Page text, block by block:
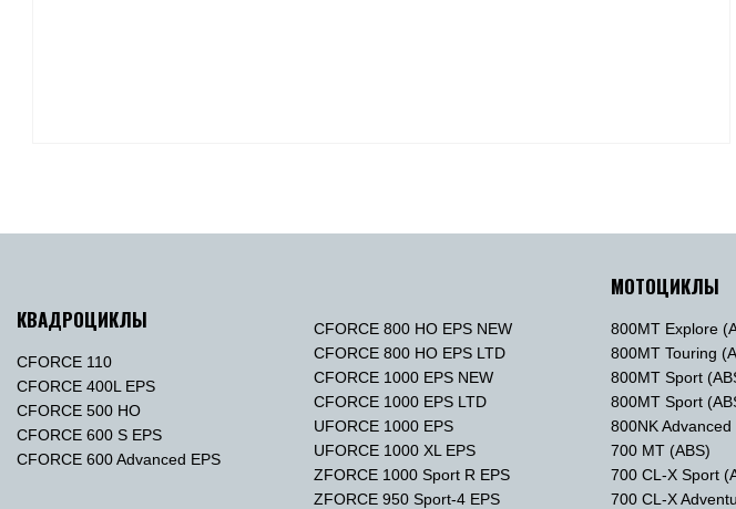
КВАДРОЦИКЛЫ
CFORCE 110
CFORCE 400L EPS
CFORCE 500 HO
CFORCE 600 S EPS
CFORCE 600 Advanced EPS
CFORCE 800 HO EPS NEW
CFORCE 800 HO EPS LTD
CFORCE 1000 EPS NEW
CFORCE 1000 EPS LTD
UFORCE 1000 EPS
UFORCE 1000 XL EPS
ZFORCE 1000 Sport R EPS
ZFORCE 950 Sport-4 EPS
МОТОЦИКЛЫ
800MT Explore
800MT Touring
800MT Sport
800MT Sport
800NK Advanced
700 MT (ABS)
700 CL-X Sport
700 CL-X